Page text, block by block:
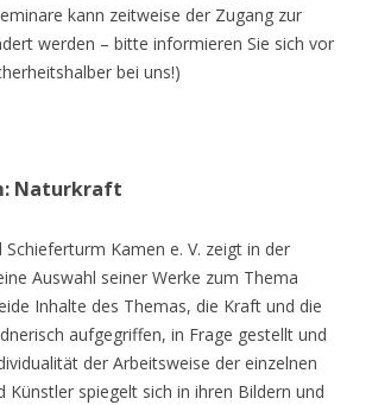
kann zeitweise der Zugang zur
werden – bitte informieren Sie sich vor
bei uns!)
Naturkraft
Kamen e. V. zeigt in der
Auswahl seiner Werke zum Thema
Inhalte des Themas, die Kraft und die
aufgegriffen, in Frage gestellt und
der Arbeitsweise der einzelnen
Künstler spiegelt sich in ihren Bildern und